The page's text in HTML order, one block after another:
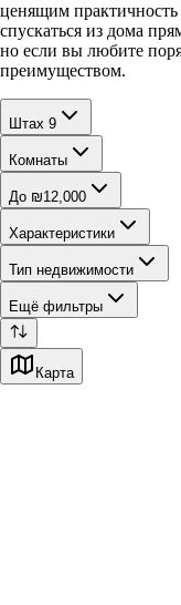
ценящим
спускаться из дома
но если вы любите
преимуществом.
Штах 9
Комнаты
До ₪12,000
Характеристики
Тип недвижимости
Ещё фильтры
Карта